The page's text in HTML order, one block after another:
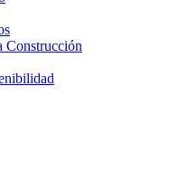
Construcción